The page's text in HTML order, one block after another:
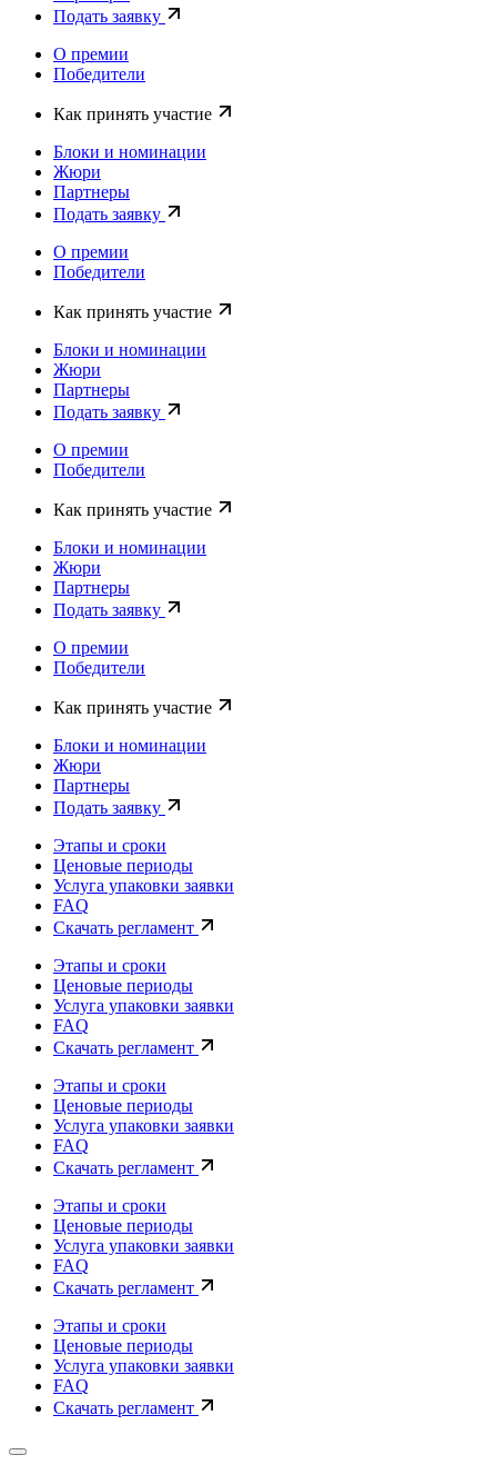
Подать заявку
О премии
Победители
Как принять участие
Блоки и номинации
Жюри
Партнеры
Подать заявку
О премии
Победители
Как принять участие
Блоки и номинации
Жюри
Партнеры
Подать заявку
О премии
Победители
Как принять участие
Блоки и номинации
Жюри
Партнеры
Подать заявку
О премии
Победители
Как принять участие
Блоки и номинации
Жюри
Партнеры
Подать заявку
Этапы и сроки
Ценовые периоды
Услуга упаковки заявки
FAQ
Скачать регламент
Этапы и сроки
Ценовые периоды
Услуга упаковки заявки
FAQ
Скачать регламент
Этапы и сроки
Ценовые периоды
Услуга упаковки заявки
FAQ
Скачать регламент
Этапы и сроки
Ценовые периоды
Услуга упаковки заявки
FAQ
Скачать регламент
Этапы и сроки
Ценовые периоды
Услуга упаковки заявки
FAQ
Скачать регламент